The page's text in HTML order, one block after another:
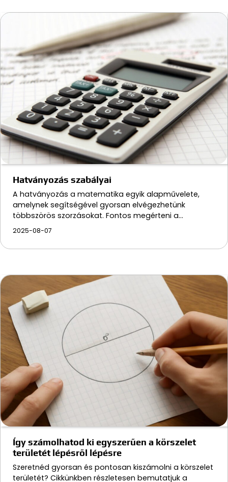
Hatványozás szabályai
A hatványozás a matematika egyik alapművelete,
amelynek segítségével gyorsan elvégezhetünk
többszörös szorzásokat. Fontos megérteni a…
2025-08-07
Így számolhatod ki egyszerűen a körszelet
területét lépésről lépésre
Szeretnéd gyorsan és pontosan kiszámolni a körszelet
területét? Cikkünkben részletesen bemutatjuk a